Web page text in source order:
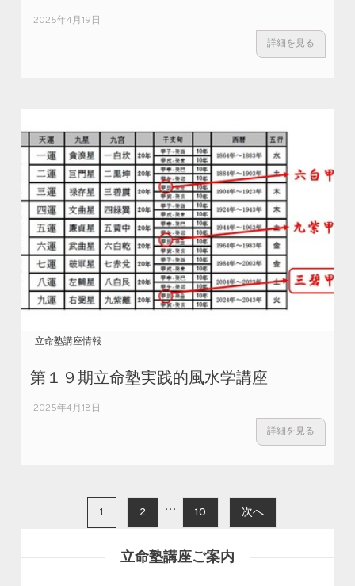
2025年4月19日
詳細を見る
立命塾講座情報
第１９期立命塾実践的風水学講座
2025年4月18日
詳細を見る
投稿ナビゲーション
1 2 … 10 次へ
立命塾講座ご案内